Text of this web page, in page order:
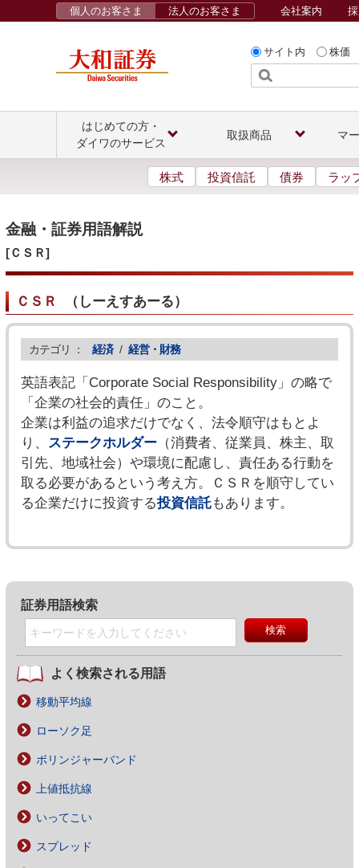
サイト内 株価
個人のお客さま 法人のお客さま 会社案内
はじめての方・
ダイワのサービス
取扱商品 マ
株式 投資信託 債券 ラッ
金融・証券用語解説
[ＣＳＲ]
ＣＳＲ （ しーえすあーる）
カテゴリ ： 経済 / 経営・財務
英語表記「Corporate Social Responsibility」の略で
「企業の社会的責任」のこと。
企業は利益の追求だけでなく、法令順守はもとよ
り、 ステークホルダー（消費者、従業員、株主、取
引先、地域社会）や環境に配慮し、責任ある行動を
取る必要があるという考え方。ＣＳＲを順守してい
る企業だけに投資する投資信託もあります。
証券用語検索
よく検索される用語
移動平均線
ローソク足
ボリンジャーバンド
上値抵抗線
いってこい
スプレッド